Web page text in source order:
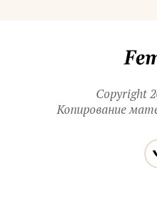
Copyright
Копирование